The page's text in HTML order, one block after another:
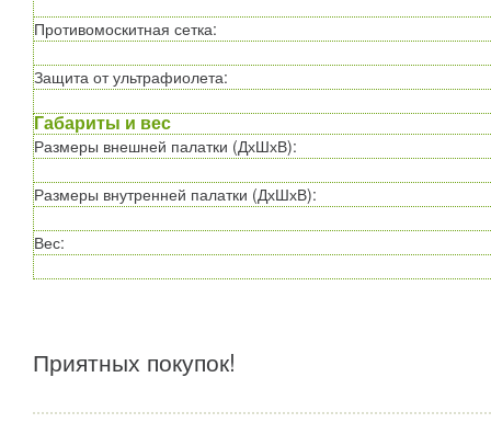
Противомоскитная сетка:
Защита от ультрафиолета:
Габариты и вес
Размеры внешней палатки (ДхШхВ):
Размеры внутренней палатки (ДхШхВ):
Вес:
Приятных покупок!